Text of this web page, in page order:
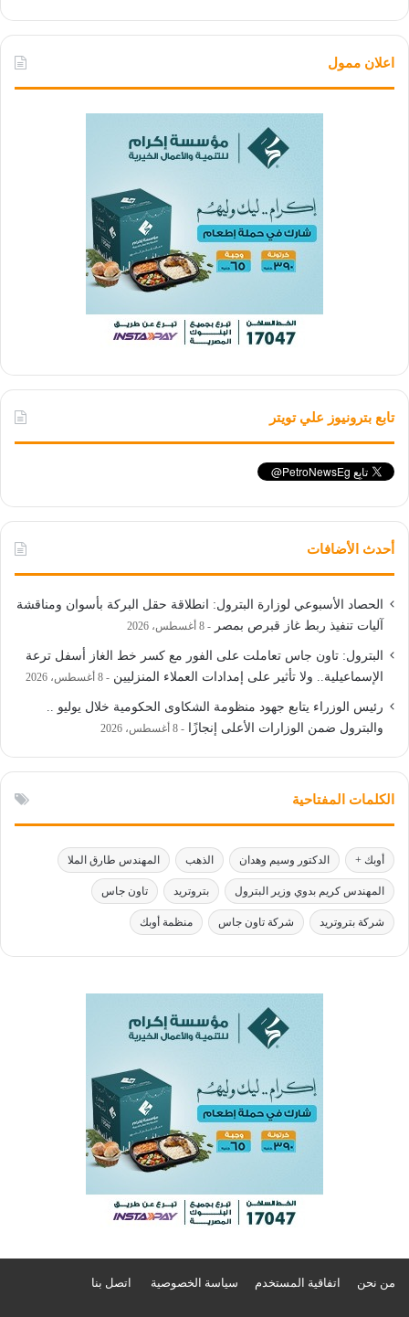
اعلان ممول
تابع بترونيوز علي تويتر
أحدث الأضافات
الحصاد الأسبوعي لوزارة البترول: انطلاقة حقل البركة بأسوان ومناقشة
آليات تنفيذ ربط غاز قبرص بمصر
8 أغسطس، 2026
البترول: تاون جاس تعاملت على الفور مع كسر خط الغاز أسفل ترعة
الإسماعيلية.. ولا تأثير على إمدادات العملاء المنزليين
8 أغسطس، 2026
رئيس الوزراء يتابع جهود منظومة الشكاوى الحكومية خلال يوليو ..
والبترول ضمن الوزارات الأعلى إنجازًا
8 أغسطس، 2026
الكلمات المفتاحية
أوبك + الدكتور وسيم وهدان الذهب المهندس طارق الملا
المهندس كريم بدوي وزير البترول بتروتريد تاون جاس
شركة بتروتريد شركة تاون جاس منظمة أوبك
من نحن اتفاقية المستخدم سياسة الخصوصية اتصل بنا